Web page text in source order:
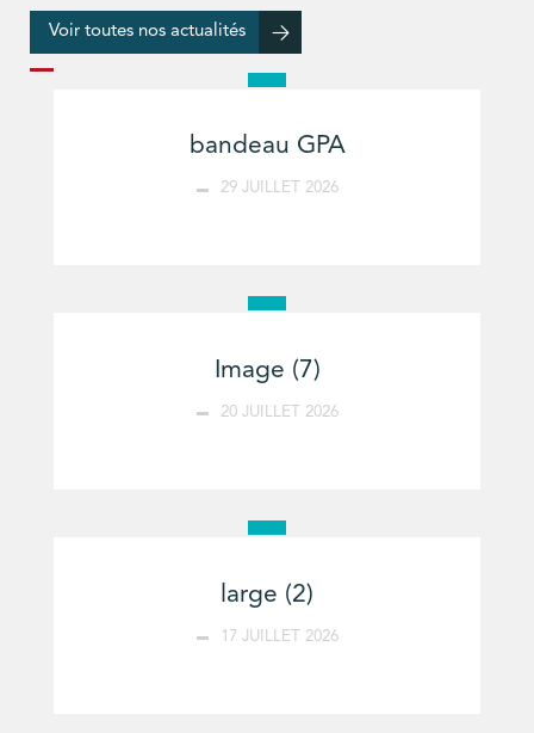
Voir toutes nos actualités
bandeau GPA
29 JUILLET 2026
Image (7)
20 JUILLET 2026
large (2)
17 JUILLET 2026